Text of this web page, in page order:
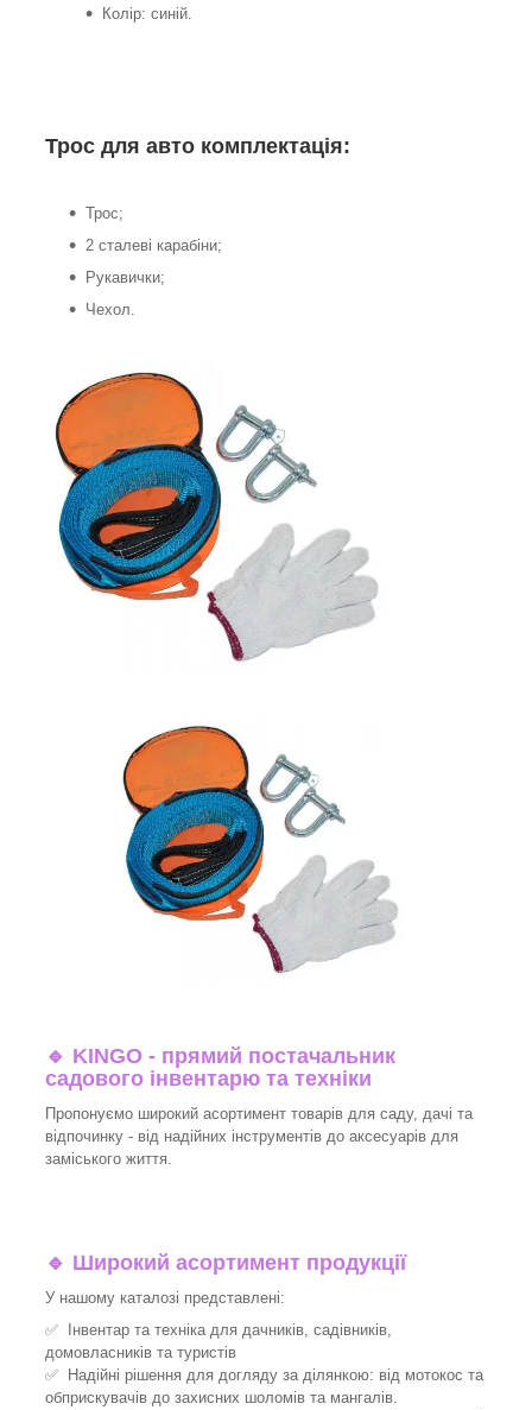
Колір: синій.
Трос для авто комплектація:
Трос;
2 сталеві карабіни;
Рукавички;
Чехол.
🔹 KINGO - прямий постачальник
садового інвентарю та техніки
Пропонуємо широкий асортимент товарів для саду, дачі та
відпочинку - від надійних інструментів до аксесуарів для
заміського життя.
🔹 Широкий асортимент продукції
У нашому каталозі представлені:
✅ Інвентар та техніка для дачників, садівників,
домовласників та туристів
✅ Надійні рішення для догляду за ділянкою: від мотокос та
обприскувачів до захисних шоломів та мангалів.